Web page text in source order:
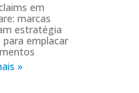
em
marcas
estratégia
emplacar
»